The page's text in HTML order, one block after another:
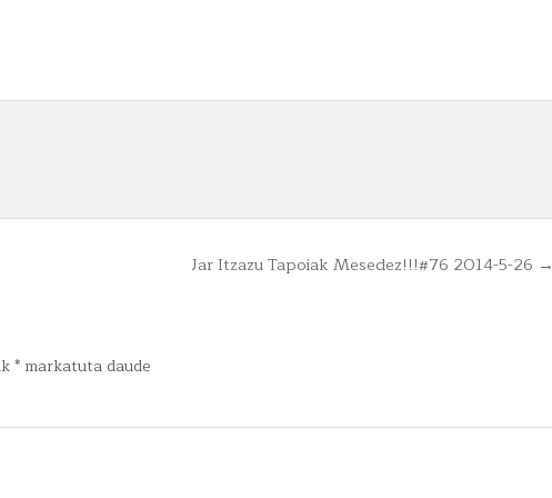
Jar Itzazu Tapoiak Mesedez!!!#76 2014-5-26 →
* markatuta daude